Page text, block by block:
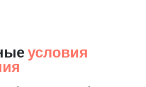
условия